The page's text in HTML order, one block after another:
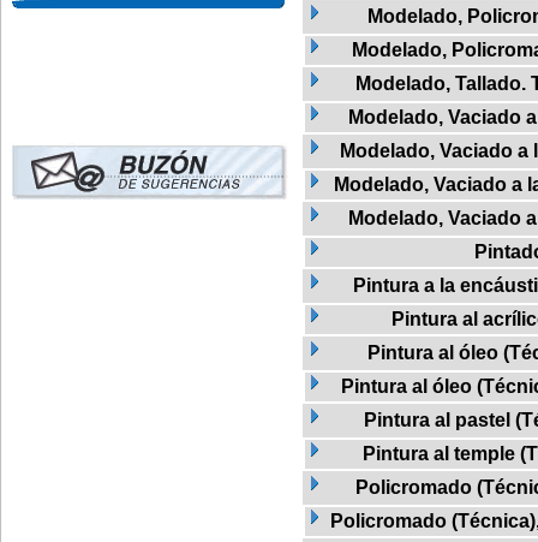
Modelado,
Modelado,
Modelado, Tallado.
Modelado, Vaciado
Modelado, Vaciado
Modelado, Vaciado a
Modelado, Vaciado
Pintura a la
Pintura al
Pintura al óleo
Pintura al óleo
Pintura al pastel
Pintura al temple
Policromado
Policromado